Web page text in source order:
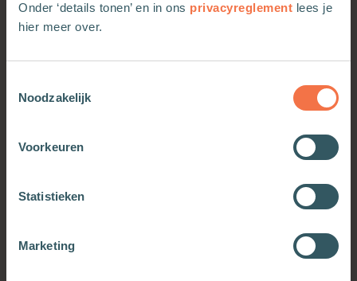
Onder ‘details tonen’ en in ons privacyreglement lees je
hier meer over.
Noodzakelijk
Voorkeuren
Statistieken
Marketing